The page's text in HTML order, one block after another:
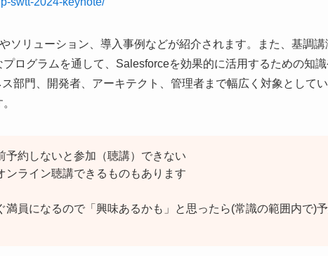
ソリューション、導入事例などが紹介されます。また、基調
ログラムを通して、Salesforceを効果的に活用するための知
部門、開発者、アーキテクト、管理者まで幅広く対象としてい
予約しないと参加（聴講）できない
ライン聴講できるものもあります
員になるので「興味あるかも」と思ったら(常識の範囲内で)